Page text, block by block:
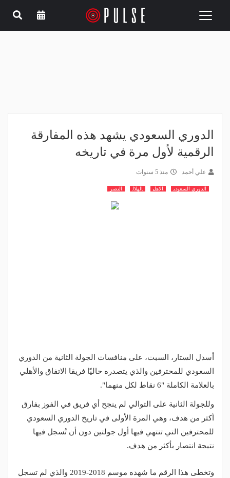
Toggle
الدوري السعودي يشهد هذه المفارقة
الرقمية لأول مرة في تاريخه
علي أحمد منذ 5 سنوات
الدوري السعودي الاهلي الهلال النصر
أسدل الستار، السبت، على منافسات الجولة الثانية من الدوري
السعودي للمحترفين والذي يتصدره حاليًا فريقا الاتفاق والأهلي
بالعلامة الكاملة "6 نقاط لكل منهما".
وللجولة الثانية على التوالي لم ينجح أي فريق في الفوز بفارق
أكثر من هدف، وهي المرة الأولى في تاريخ الدوري السعودي
للمحترفين التي تنتهي فيها أول جولتين دون أن تُسجل فيها
نتيجة انتصار بأكثر من هدف.
وتخطى هذا الرقم ما شهده موسم 2018-2019 والذي لم تسجل